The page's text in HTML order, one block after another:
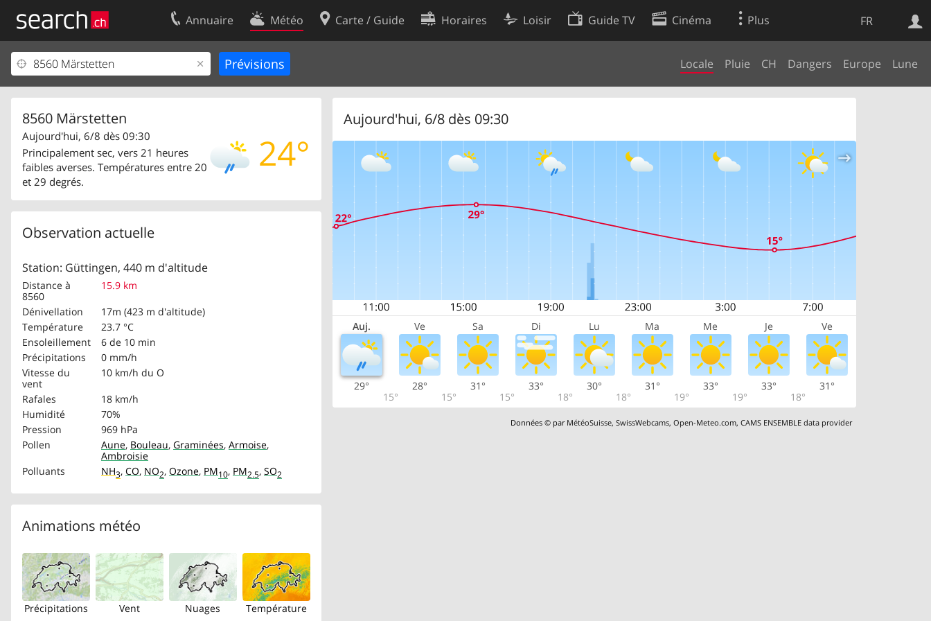
FR
Annuaire Météo Carte / Guide Horaires Loisir Guide TV Cinéma Plus
Locale Pluie CH Dangers Europe Lune
8560 Märstetten
24°
Aujourd'hui, 6/8 dès 09:30
Principalement sec, vers 21 heures
faibles averses. Températures entre 20
et 29 degrés.
Observation actuelle
Station: Güttingen, 440 m d'altitude
Distance à
8560
15.9 km
Dénivellation
17m (423 m d'altitude)
Température
23.7 °C
Ensoleillement
6 de 10 min
Précipitations
0 mm/h
Vitesse du
vent
10 km/h du O
Rafales
18 km/h
Humidité
70%
Pression
969 hPa
Pollen
Aune, Bouleau, Graminées, Armoise,
Ambroisie
Polluants
NH3, CO, NO2, Ozone, PM10, PM2.5, SO2
Animations météo
Précipitations Vent Nuages Température
Aujourd'hui, 6/8 dès 09:30
Auj. Ve Sa Di Lu Ma Me Je Ve
29°
15°
28°
15°
31°
15°
33°
18°
30°
18°
31°
19°
33°
19°
33°
18°
31°
Données © par MétéoSuisse,SwissWebcams,Open-Meteo.com,CAMS ENSEMBLE data provider
Web
Votre inscription
Centre clients
Contact
Conditions d’utilisation
Préférences de cookies